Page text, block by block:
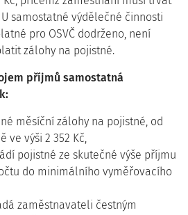
samostatné výdělečné činnosti
pro OSVČ dodrženo, není
zálohy na pojistné.
příjmů samostatná
měsíční zálohy na pojistné, od
ve výši 2 352 Kč,
pojistné ze skutečné výše příjmu
do minimálního vyměřovacího
zaměstnavateli čestným